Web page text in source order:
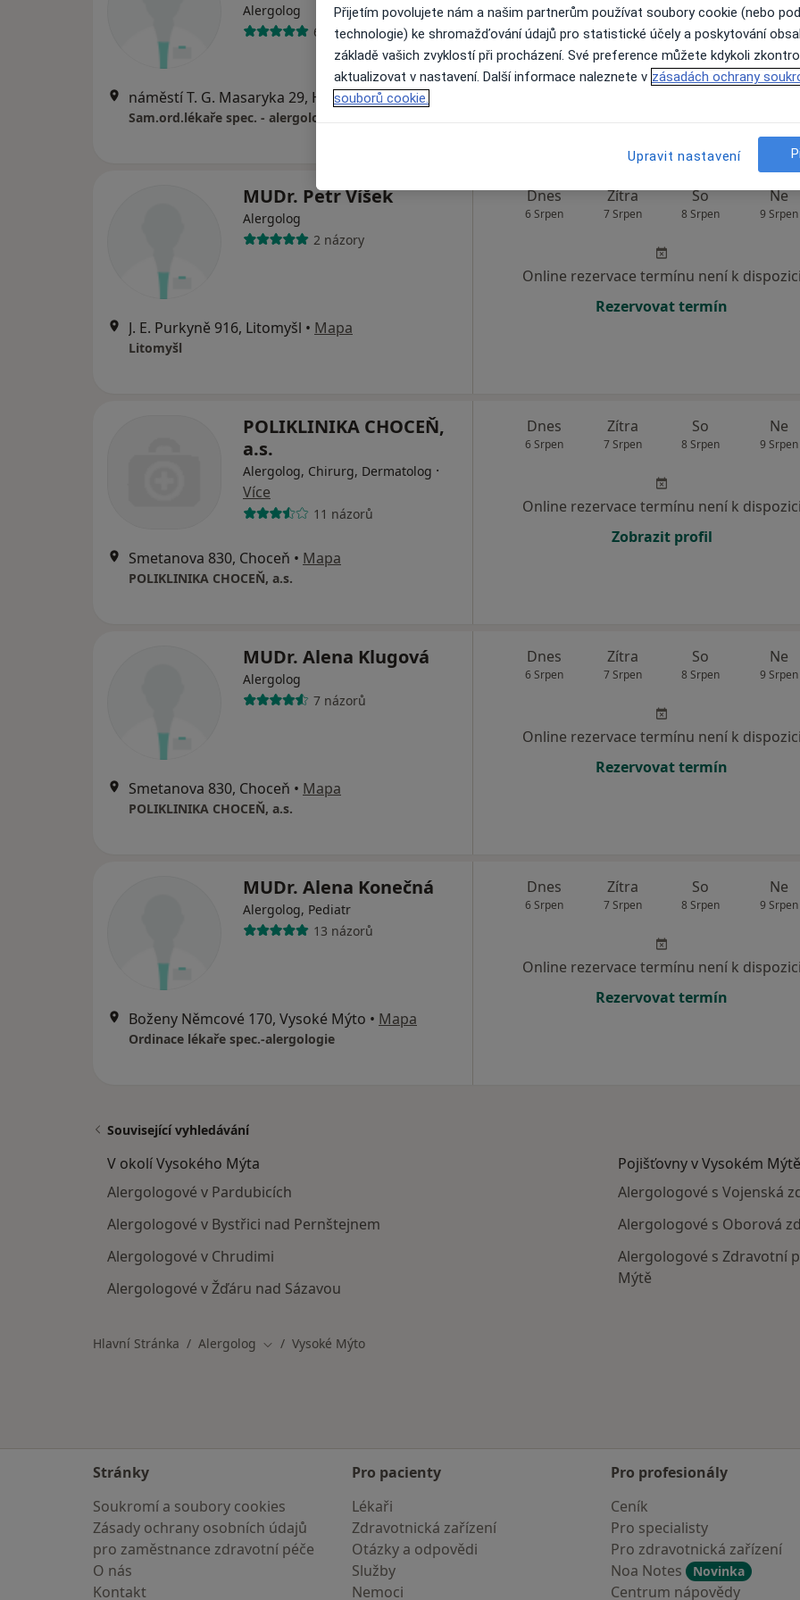
Alergolog
6 názorů
náměstí T. G. Masaryka 29, Holice•Mapa
Sam.ord.lékaře spec. - alergologie
Online rezervace termínu není k
Rezervovat termín
MUDr. Petr Víšek
Alergolog
2 názory
J. E. Purkyně 916, Litomyšl • Mapa
Litomyšl
Dnes
6 Srpen
Zítra
7 Srpen
So
8 Srpen
Ne
9 Srpen
Online rezervace termínu není k dispozici
Rezervovat termín
POLIKLINIKA CHOCEŇ,
a.s.
Alergolog, Chirurg, Dermatolog ·
Více
11 názorů
Smetanova 830, Choceň • Mapa
POLIKLINIKA CHOCEŇ, a.s.
Dnes
6 Srpen
Zítra
7 Srpen
So
8 Srpen
Ne
9 Srpen
Online rezervace termínu není k dispozici
Zobrazit profil
MUDr. Alena Klugová
Alergolog
7 názorů
Smetanova 830, Choceň • Mapa
POLIKLINIKA CHOCEŇ, a.s.
Dnes
6 Srpen
Zítra
7 Srpen
So
8 Srpen
Ne
9 Srpen
Online rezervace termínu není k dispozici
Rezervovat termín
MUDr. Alena Konečná
Alergolog, Pediatr
13 názorů
Boženy Němcové 170, Vysoké Mýto • Mapa
Ordinace lékaře spec.-alergologie
Dnes
6 Srpen
Zítra
7 Srpen
So
8 Srpen
Ne
9 Srpen
Online rezervace termínu není k dispozici
Rezervovat termín
Související vyhledávání
V okolí Vysokého Mýta
Alergologové v Pardubicích
Alergologové v Bystřici nad Pernštejnem
Alergologové v Chrudimi
Alergologové v Žďáru nad Sázavou
Pojišťovny v Vysokém Mýtě
Alergologové s Vojenská
Alergologové s Oborová
Alergologové s Zdravotní
Mýtě
Hlavní Stránka Alergolog Změna města
Vysoké Mýto
Stránky
Soukromí a soubory cookies
Zásady ochrany osobních údajů
pro zaměstnance zdravotní péče
O nás
Kontakt
Pro pacienty
Lékaři
Zdravotnická zařízení
Otázky a odpovědi
Služby
Nemoci
Pro profesionály
Ceník
Pro specialisty
Pro zdravotnická zařízení
Noa Notes
Novinka
Centrum nápovědy
Přijetím povolujete nám a našim partnerům používat soubory cookie (nebo
technologie) ke shromažďování údajů pro statistické účely a poskytování
základě vašich zvyklostí při procházení. Své preference můžete kdykoli
aktualizovat v nastavení. Další informace naleznete v zásadách ochrany
souborů cookie.
Upravit nastavení